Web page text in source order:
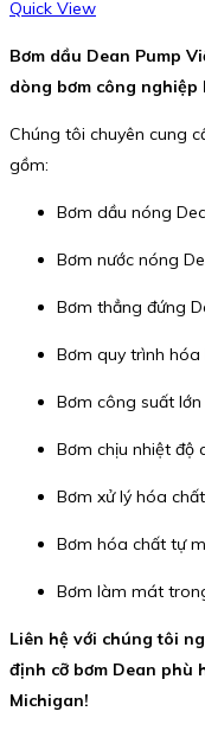
Quick View
Bơm dầu Dean Pump
dòng bơm công nghiệp
Chúng tôi chuyên cung
gồm:
Bơm dầu nóng
Bơm nước nóng
Bơm thẳng đứng
Bơm quy trình hóa
Bơm công suất lớn
Bơm chịu nhiệt độ
Bơm xử lý hóa
Bơm hóa chất tự
Bơm làm mát
Liên hệ với chúng tôi
định cỡ bơm Dean phù
Michigan!